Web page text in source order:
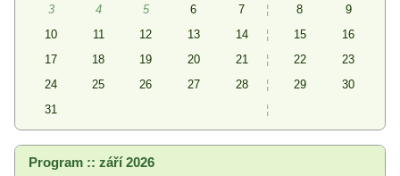
3
4 5 6 7 ¦ 8
9
10
11 12 13 14 ¦ 15
16
17
18 19 20 21 ¦ 22
23
24
25 26 27 28 ¦ 29
30
31
¦
Program :: září 2026